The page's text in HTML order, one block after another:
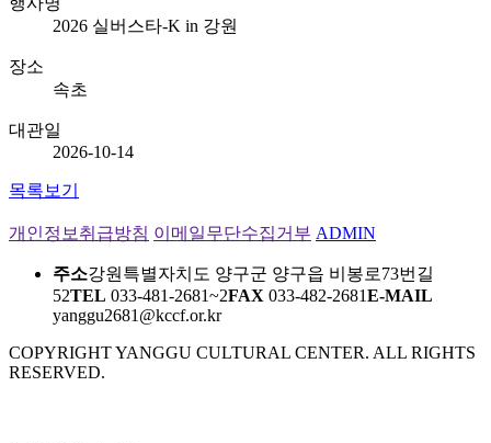
2026 실버스타-K in 강원
장소
속초
대관일
2026-10-14
목록보기
개인정보취급방침 이메일무단수집거부 ADMIN
주소강원특별자치도 양구군 양구읍 비봉로73번길
52TEL 033-481-2681~2FAX 033-482-2681E-MAIL
yanggu2681@kccf.or.kr
COPYRIGHT YANGGU CULTURAL CENTER. ALL RIGHTS
RESERVED.